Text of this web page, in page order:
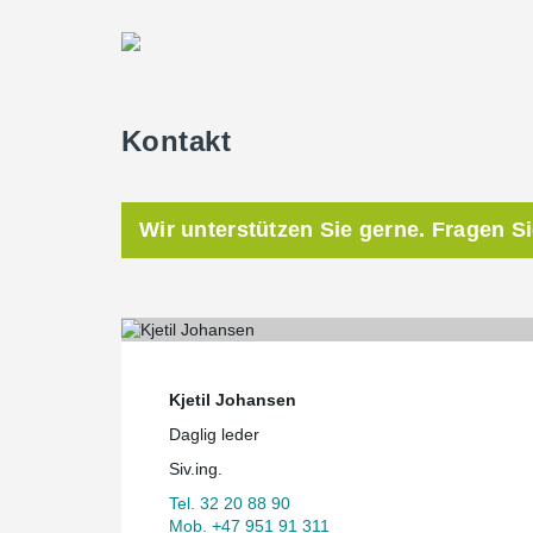
Kontakt
Wir unterstützen Sie gerne. Fragen
Kjetil Johansen
Daglig leder
Siv.ing.
Tel. 32 20 88 90
Mob. +47 951 91 311